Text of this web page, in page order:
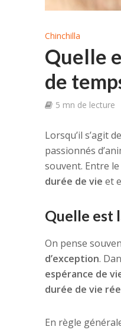
Chinchilla
Quelle
de
5 mn de lecture
Lorsqu’il s’agit de
passionnés
souvent. Entre le
durée de vie et
Quelle est
On pense
d’exception.
espérance de
durée de vie
En règle